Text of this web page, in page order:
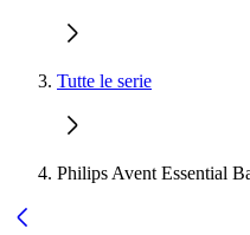
Tutte le serie
Philips Avent Essential